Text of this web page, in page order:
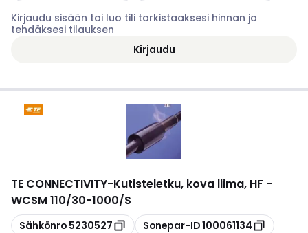
Kirjaudu sisään tai luo tili tarkistaaksesi hinnan ja
tehdäksesi tilauksen
Kirjaudu
TE CONNECTIVITY-Kutisteletku, kova liima, HF -
WCSM 110/30-1000/S
Kopioi
Sähkönro 5230527 Kopioi
Sonepar-ID100061134